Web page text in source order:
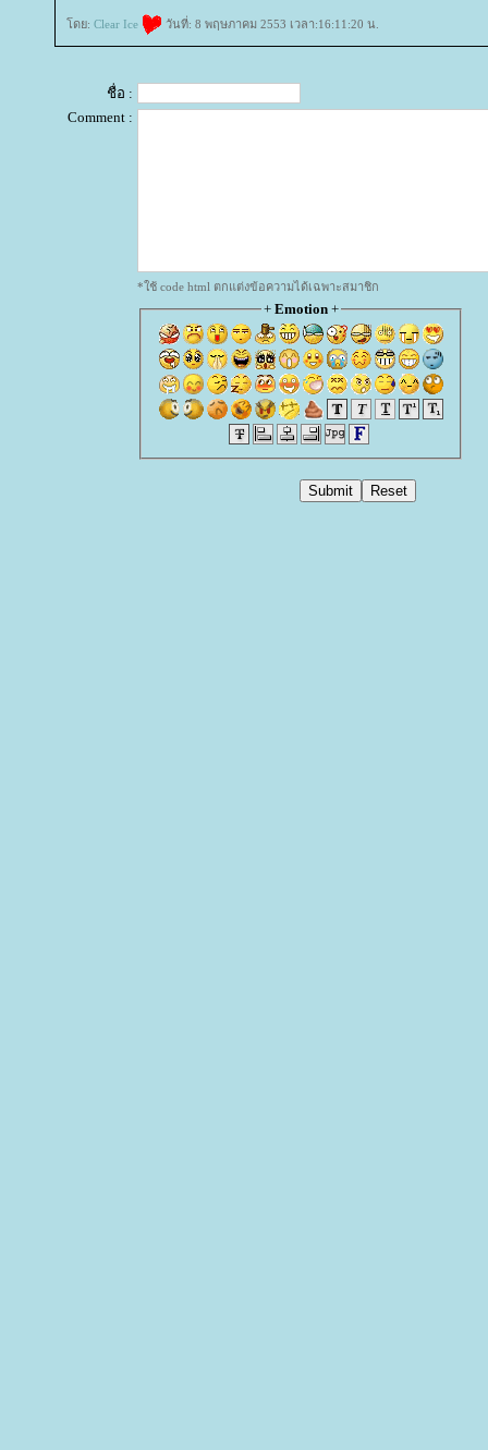
ดย: Clear Ice วันที่: 8 พฤษภาคม 2553 เวลา:16:11:20 น.
ชื่อ :
Comment :
*ใช้ code html ตกแต่งข้อความได้เฉพาะสมาชิก
+ Emotion+